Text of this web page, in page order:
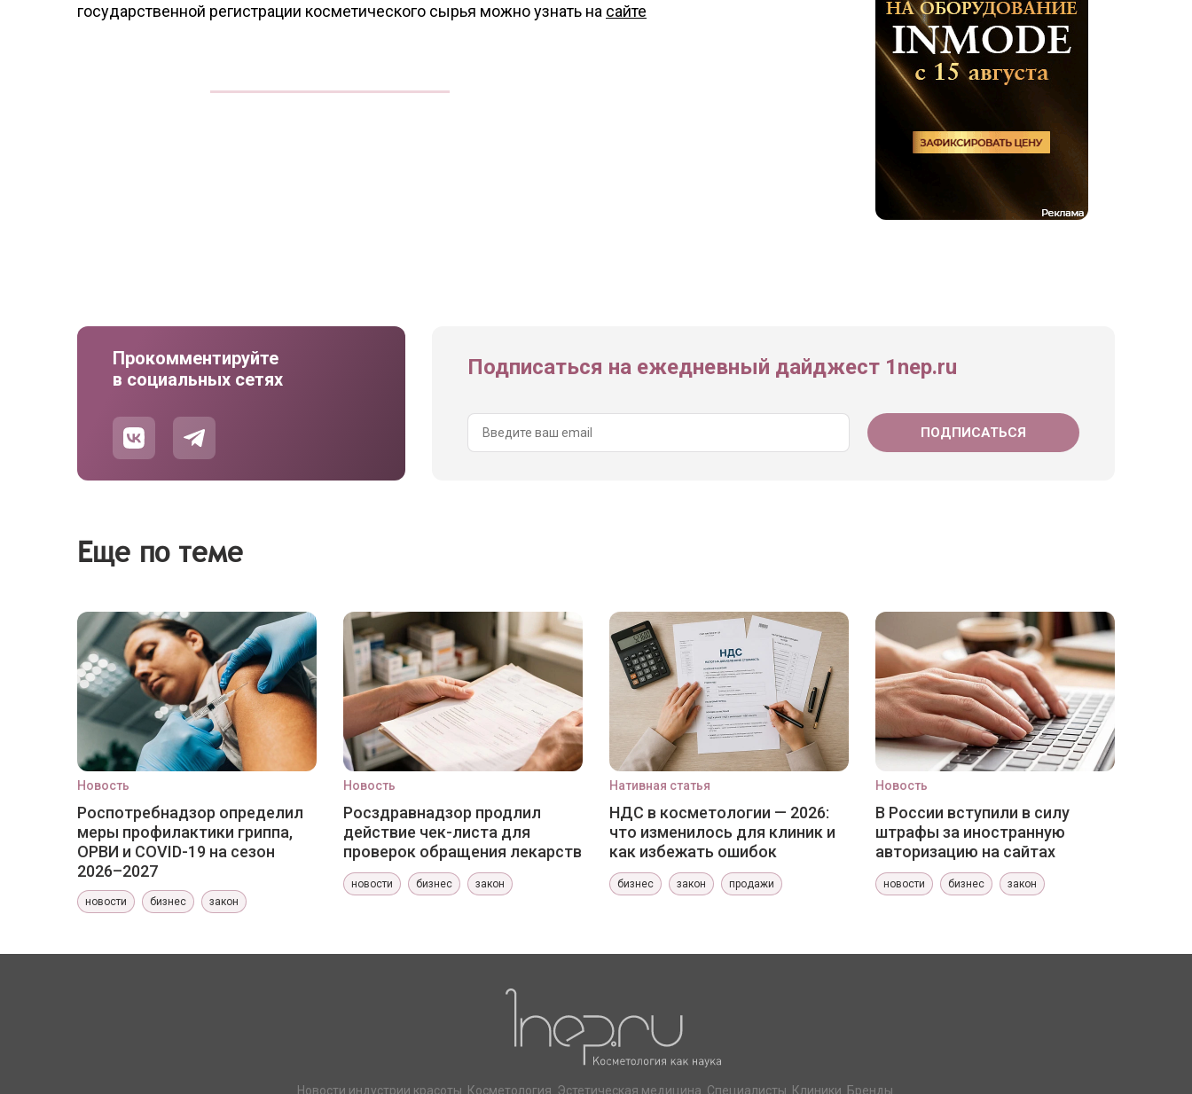
государственной регистрации косметического сырья можно узнать на сайте
Прокомментируйте
в социальных сетях
Подписаться на ежедневный дайджест 1nep.ru
Еще по теме
Новость
Роспотребнадзор определил
меры профилактики гриппа,
ОРВИ и COVID-19 на сезон
2026–2027
новости бизнес закон
Новость
Росздравнадзор продлил
действие чек-листа для
проверок обращения лекарств
новости бизнес закон
Нативная статья
НДС в косметологии — 2026:
что изменилось для клиник и
как избежать ошибок
бизнес закон продажи
Новость
В России вступили в силу
штрафы за иностранную
авторизацию на сайтах
новости бизнес закон
Новости индустрии красоты. Косметология. Эстетическая медицина. Специалисты. Клиники. Бренды.